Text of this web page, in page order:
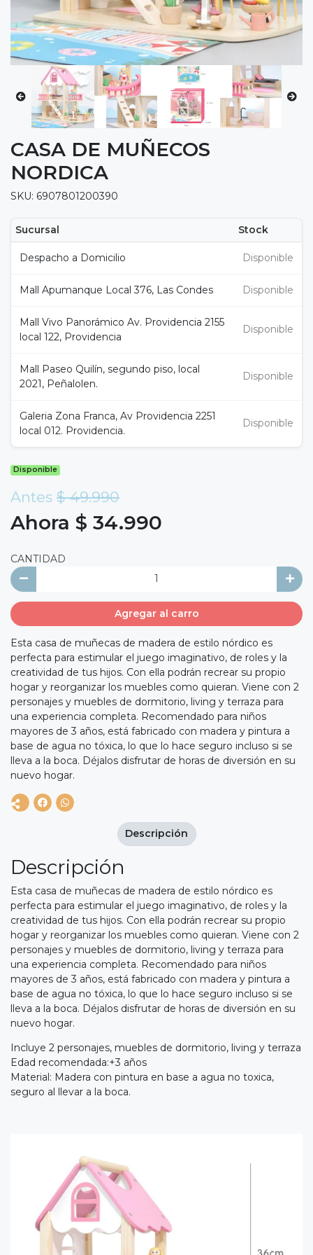
CASA DE MUÑECOS
NORDICA
SKU: 6907801200390
Sucursal Stock
Despacho a Domicilio Disponible
Mall Apumanque Local 376, Las Condes Disponible
Mall Vivo Panorámico Av. Providencia 2155
local 122, Providencia
Disponible
Mall Paseo Quilín, segundo piso, local
2021, Peñalolen.
Disponible
Galeria Zona Franca, Av Providencia 2251
local 012. Providencia.
Disponible
Disponible
Antes $ 49.990
Ahora $ 34.990
CANTIDAD
Agregar al carro
Esta casa de muñecas de madera de estilo nórdico es
perfecta para estimular el juego imaginativo, de roles y la
creatividad de tus hijos. Con ella podrán recrear su propio
hogar y reorganizar los muebles como quieran. Viene con 2
personajes y muebles de dormitorio, living y terraza para
una experiencia completa. Recomendado para niños
mayores de 3 años, está fabricado con madera y pintura a
base de agua no tóxica, lo que lo hace seguro incluso si se
lleva a la boca. Déjalos disfrutar de horas de diversión en su
nuevo hogar.
Descripción
Esta casa de muñecas de madera de estilo nórdico es
perfecta para estimular el juego imaginativo, de roles y la
creatividad de tus hijos. Con ella podrán recrear su propio
hogar y reorganizar los muebles como quieran. Viene con 2
personajes y muebles de dormitorio, living y terraza para
una experiencia completa. Recomendado para niños
mayores de 3 años, está fabricado con madera y pintura a
base de agua no tóxica, lo que lo hace seguro incluso si se
lleva a la boca. Déjalos disfrutar de horas de diversión en su
nuevo hogar.
Incluye 2 personajes, muebles de dormitorio, living y terraza
Edad recomendada:+3 años
Material: Madera con pintura en base a agua no toxica,
seguro al llevar a la boca.
Descripción